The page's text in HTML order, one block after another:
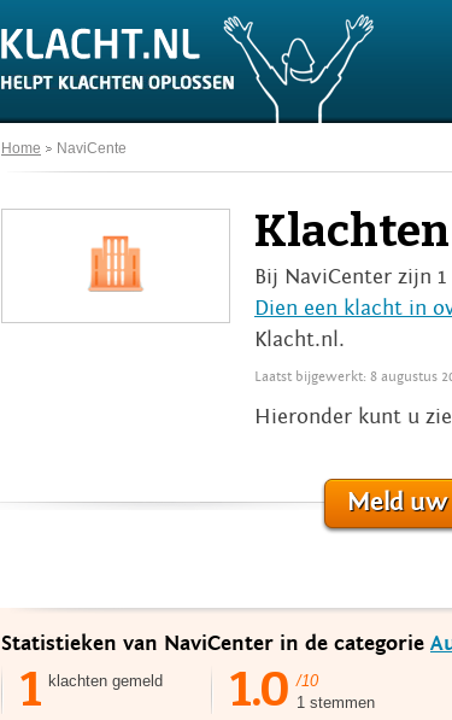
Home NaviCente
Bij NaviCenter zijn
Dien een klacht in
Klacht.nl.
Laatst bijgewerkt: 8 augustus
Hieronder kunt u
Meld uw
Statistieken van NaviCenter in de categorie
1 klachten gemeld 1.0 /10
1 stemmen